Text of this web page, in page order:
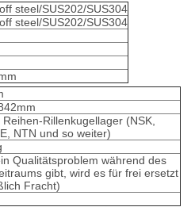
steel/SUS202/SUS304
steel/SUS202/SUS304
Reihen-Rillenkugellager (NSK,
NTN und so weiter)
Qualitätsproblem während des
gibt, wird es für frei ersetzt
Fracht)